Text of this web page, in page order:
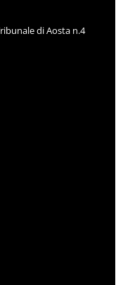
di Aosta n.4